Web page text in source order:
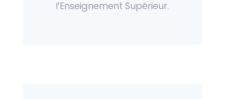
l’Enseignement Supérieur.